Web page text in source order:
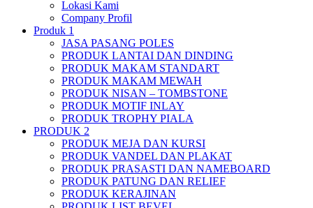
Lokasi Kami
Company Profil
Produk 1
JASA PASANG POLES
PRODUK LANTAI DAN DINDING
PRODUK MAKAM STANDART
PRODUK MAKAM MEWAH
PRODUK NISAN – TOMBSTONE
PRODUK MOTIF INLAY
PRODUK TROPHY PIALA
PRODUK 2
PRODUK MEJA DAN KURSI
PRODUK VANDEL DAN PLAKAT
PRODUK PRASASTI DAN NAMEBOARD
PRODUK PATUNG DAN RELIEF
PRODUK KERAJINAN